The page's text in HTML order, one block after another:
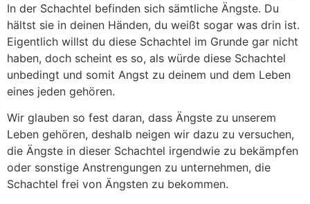
In der Schachtel befinden sich sämtliche Ängste. Du
hältst sie in deinen Händen, du weißt sogar was drin ist.
Eigentlich willst du diese Schachtel im Grunde gar nicht
haben, doch scheint es so, als würde diese Schachtel
unbedingt und somit Angst zu deinem und dem Leben
eines jeden gehören.
Wir glauben so fest daran, dass Ängste zu unserem
Leben gehören, deshalb neigen wir dazu zu versuchen,
die Ängste in dieser Schachtel irgendwie zu bekämpfen
oder sonstige Anstrengungen zu unternehmen, die
Schachtel frei von Ängsten zu bekommen.